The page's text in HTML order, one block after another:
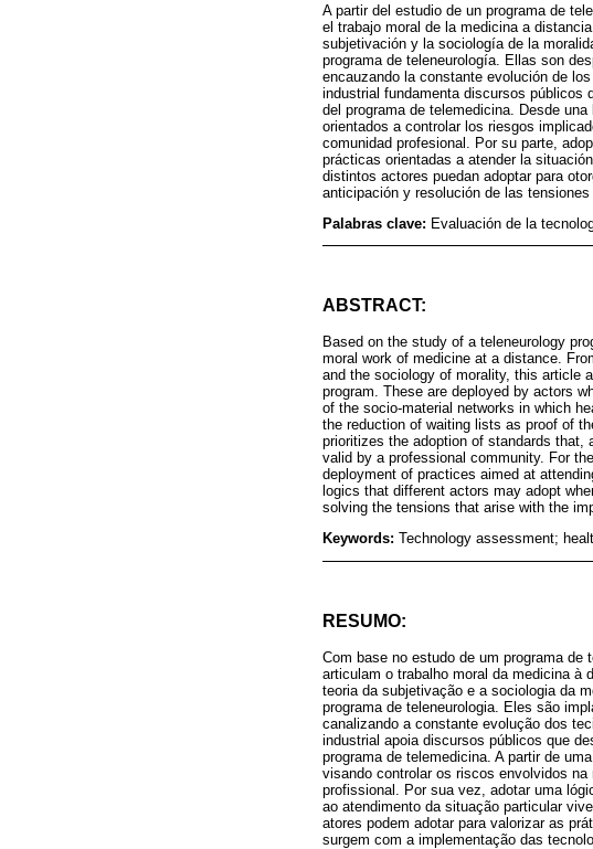
A partir del estudio de un programa de
el trabajo moral de la medicina a
subjetivación y la sociología de la
programa de teleneurología. Ellas son
encauzando la constante evolución de
industrial fundamenta discursos públicos
del programa de telemedicina. Desde
orientados a controlar los riesgos
comunidad profesional. Por su parte,
prácticas orientadas a atender la
distintos actores puedan adoptar para
anticipación y resolución de las
Palabras clave: Evaluación de la
ABSTRACT:
Based on the study of a teleneurology
moral work of medicine at a distance.
and the sociology of morality, this article
program. These are deployed by actors
of the socio-material networks in which
the reduction of waiting lists as proof of
prioritizes the adoption of standards that,
valid by a professional community. For
deployment of practices aimed at
logics that different actors may adopt
solving the tensions that arise with the
Keywords: Technology assessment;
RESUMO:
Com base no estudo de um programa
articulam o trabalho moral da medicina à
teoria da subjetivação e a sociologia da
programa de teleneurologia. Eles são
canalizando a constante evolução dos
industrial apoia discursos públicos que
programa de telemedicina. A partir de
visando controlar os riscos envolvidos
profissional. Por sua vez, adotar uma
ao atendimento da situação particular
atores podem adotar para valorizar as
surgem com a implementação das